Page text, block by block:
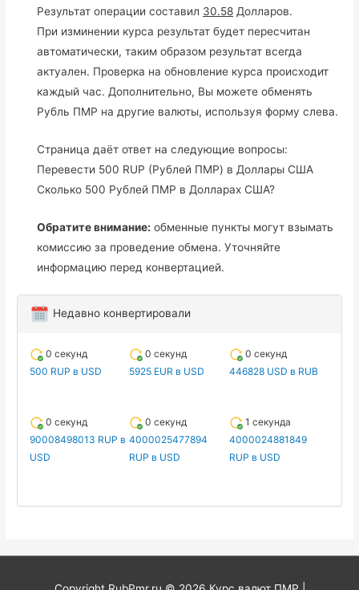
Результат операции составил 30.58 Долларов.
При изминении курса результат будет пересчитан
автоматически, таким образом результат всегда
актуален. Проверка на обновление курса происходит
каждый час. Дополнительно, Вы можете обменять
Рубль ПМР на другие валюты, используя форму слева.
Страница даёт ответ на следующие вопросы:
Перевести 500 RUP (Рублей ПМР) в Доллары США
Сколько 500 Рублей ПМР в Долларах США?
Обратите внимание: обменные пункты могут взымать
комиссию за проведение обмена. Уточняйте
информацию перед конвертацией.
Недавно конвертировали
0 секунд
500 RUP в USD
0 секунд
5925 EUR в USD
0 секунд
446828 USD в RUB
0 секунд
90008498013 RUP в
USD
0 секунд
4000025477894
RUP в USD
1 секунда
4000024881849
RUP в USD